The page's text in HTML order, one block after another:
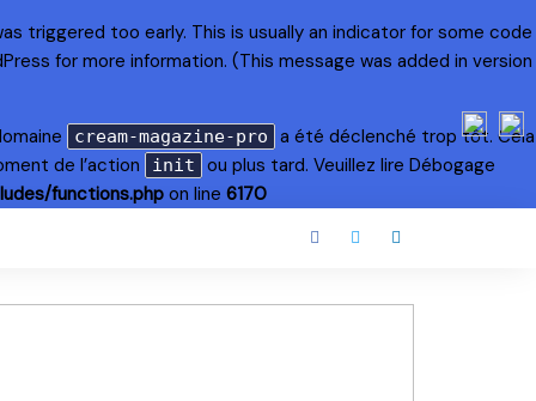
triggered too early. This is usually an indicator for some code
for more information. (This message was added in version
cream-magazine-pro
a été déclenché trop tôt. Cela
de l’action
init ou plus tard. Veuillez lire Débogage
functions.php on line 6170